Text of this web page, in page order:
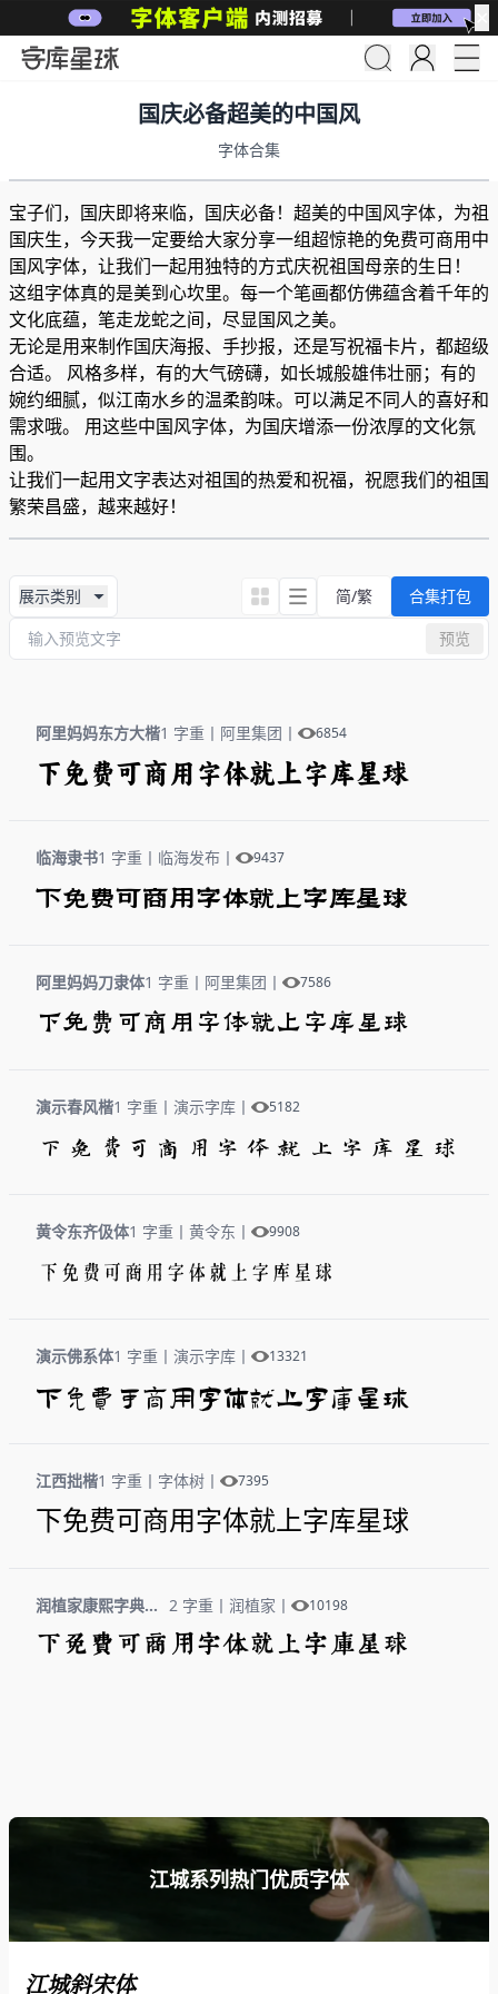
国庆必备超美的中国风
字体合集
宝子们，国庆即将来临，国庆必备！超美的中国风字体，为祖
国庆生，今天我一定要给大家分享一组超惊艳的免费可商用中
国风字体，让我们一起用独特的方式庆祝祖国母亲的生日！
这组字体真的是美到心坎里。每一个笔画都仿佛蕴含着千年的
文化底蕴，笔走龙蛇之间，尽显国风之美。
无论是用来制作国庆海报、手抄报，还是写祝福卡片，都超级
合适。 风格多样，有的大气磅礴，如长城般雄伟壮丽；有的
婉约细腻，似江南水乡的温柔韵味。可以满足不同人的喜好和
需求哦。 用这些中国风字体，为国庆增添一份浓厚的文化氛
围。
让我们一起用文字表达对祖国的热爱和祝福，祝愿我们的祖国
繁荣昌盛，越来越好！
展示类别 简/繁
合集打包
预览
阿里妈妈东方大楷1 字重 丨 阿里集团 丨 6854
下免费可商用字体就上字库星球
临海隶书1 字重 丨 临海发布 丨 9437
下免费可商用字体就上字库星球
阿里妈妈刀隶体1 字重 丨 阿里集团 丨 7586
下免费可商用字体就上字库星球
演示春风楷1 字重 丨 演示字库 丨 5182
下免费可商用字体就上字库星球
黄令东齐伋体1 字重 丨 黄令东 丨 9908
下免费可商用字体就上字库星球
演示佛系体1 字重 丨 演示字库 丨 13321
下免费可商用字体就上字库星球
江西拙楷1 字重 丨 字体树 丨 7395
下免费可商用字体就上字库星球
润植家康熙字典美化体 2 字重 丨 润植家 丨 10198
下免费可商用字体就上字库星球
江城系列热门优质字体
江城斜宋体